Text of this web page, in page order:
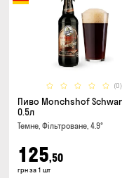
(0)
Пиво Monchshof
0.5л
Темне, Фільтроване, 4.9°
125,50
грн за 1 шт